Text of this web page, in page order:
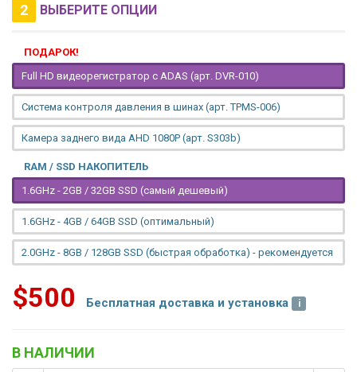
2 ВЫБЕРИТЕ ОПЦИИ
ПОДАРОК!
Full HD видеорегистратор с ADAS (арт. DVR-010)
Система контроля давления в шинах (арт. TPMS-006)
Камера заднего вида AHD 1080P (арт. S303b)
RAM / SSD НАКОПИТЕЛЬ
1.6GHz - 2GB / 32GB SSD (самый дешевый)
1.6GHz - 4GB / 64GB SSD (оптимальный)
2.0GHz - 8GB / 128GB SSD (быстрая обработка) - рекомендуется
$500 Бесплатная доставка и установка
В НАЛИЧИИ